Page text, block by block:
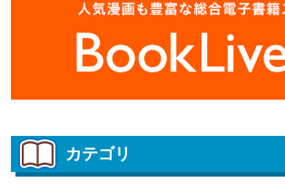
カテゴリ